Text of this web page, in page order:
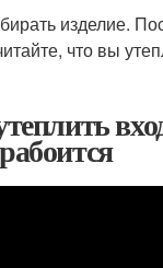
изделие.
что вы